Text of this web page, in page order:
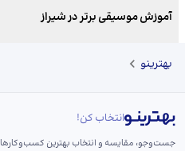
آموزش موسیقی برتر در شیراز
بهترینو
انتخاب کن!
جست‌و‌جو، مقایسه و انتخاب بهترین کسب‌وکارها